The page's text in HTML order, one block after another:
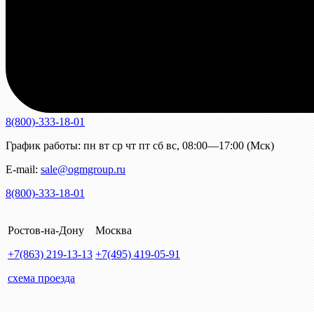
8(800)-333-18-01
График работы: пн вт ср чт пт сб вс, 08:00—17:00 (Мск)
E-mail: sale@ogmgroup.ru
8(800)-333-18-01
Ростов-на-Дону
+7(863) 219-13-13
схема проезда
Москва
+7(495) 419-05-91